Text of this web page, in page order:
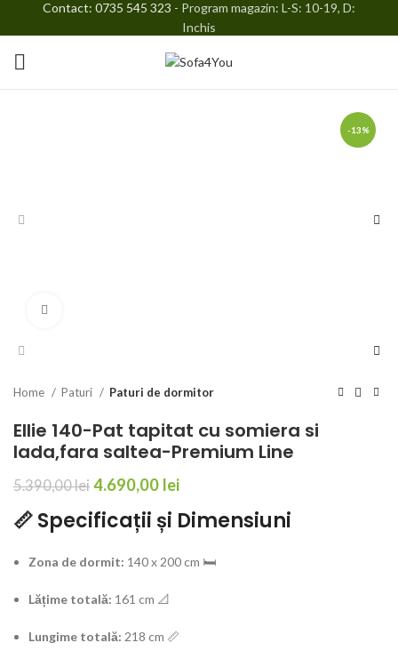
-13%
Home Paturi Paturi de dormitor
Ellie 140-Pat tapitat cu somiera si
lada,fara saltea-Premium Line
5.390,00lei 4.690,00 lei
📏 Specificații și Dimensiuni
Zona de dormit: 140 x 200 cm 🛏️
Lățime totală: 161 cm 📐
Lungime totală: 218 cm 📏
Contact: 0735 545 323 - Program magazin: L-S: 10-19, D:
Inchis